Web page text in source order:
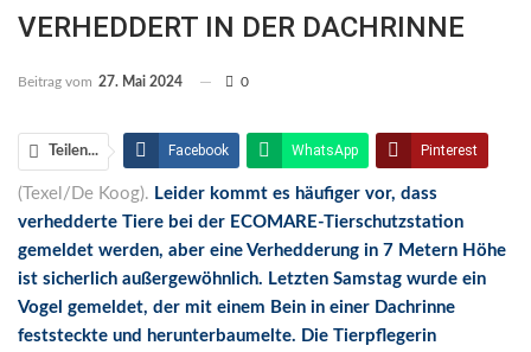
VERHEDDERT IN DER DACHRINNE
Beitrag vom 27. Mai 2024 0
Teilen... Facebook WhatsApp Pinterest
Email Linkedin Telegram
Facebook Messenger
(Texel/De Koog). Leider kommt es häufiger vor, dass
verhedderte Tiere bei der ECOMARE-Tierschutzstation
gemeldet werden, aber eine Verhedderung in 7 Metern Höhe
ist sicherlich außergewöhnlich. Letzten Samstag wurde ein
Vogel gemeldet, der mit einem Bein in einer Dachrinne
feststeckte und herunterbaumelte. Die Tierpflegerin